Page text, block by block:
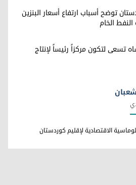
توضح أسباب ارتفاع أسعار البنزين
الخام
تسعى لتكون مركزاً رئيساً لإنتاج
الاقتصادية لإقليم كوردستان